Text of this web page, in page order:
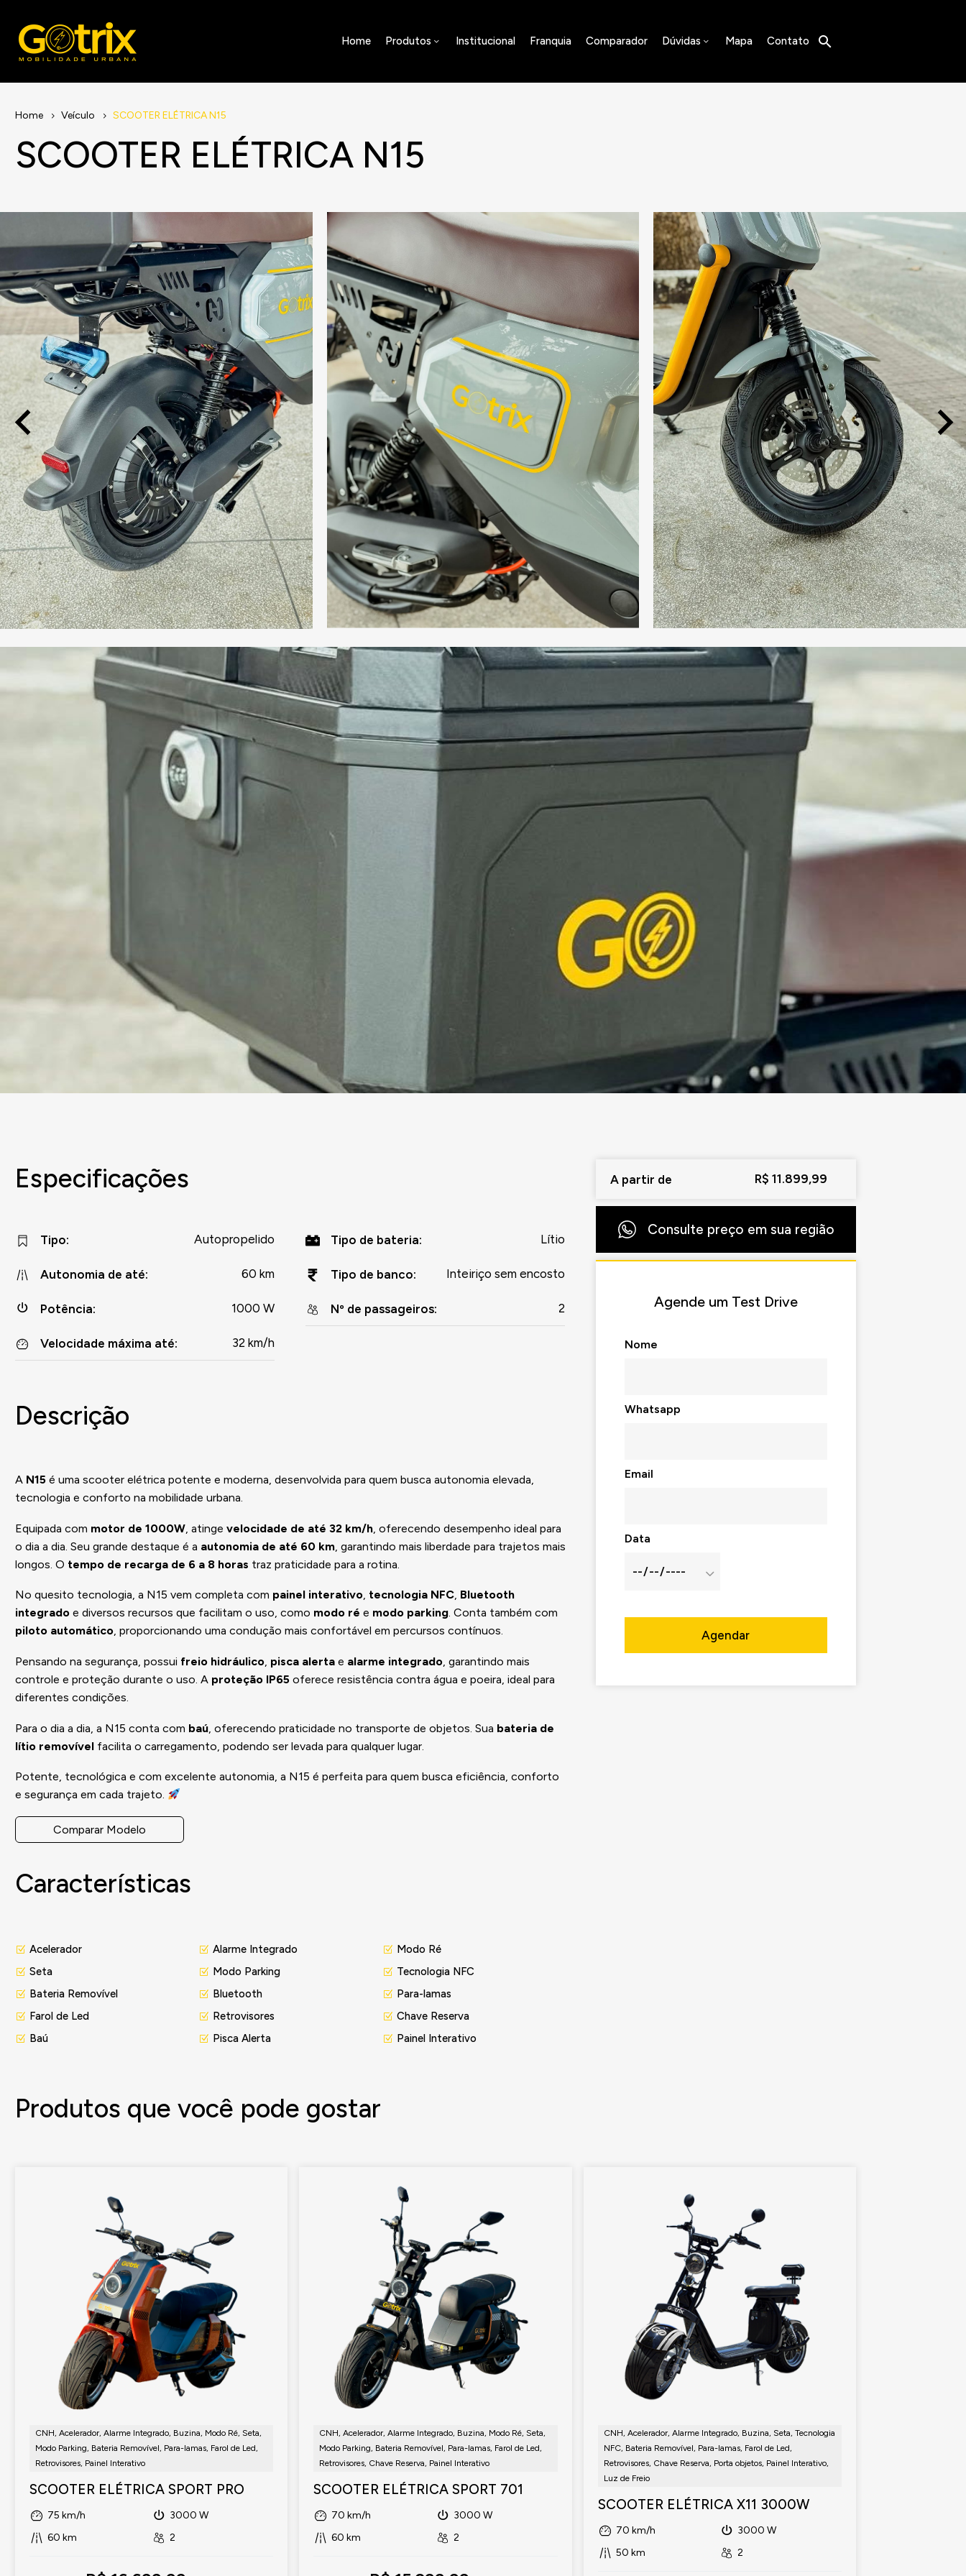
Home Produtos Institucional Franquia Comparador Dúvidas Mapa Contato
Home Veículo SCOOTER ELÉTRICA N15
SCOOTER ELÉTRICA N15
Especificações
Tipo: Autopropelido
Autonomia de até: 60 km
Potência: 1000 W
Velocidade máxima até: 32 km/h
Tipo de bateria: Lítio
Tipo de banco: Inteiriço sem encosto
Nº de passageiros: 2
Descrição
A N15 é uma scooter elétrica potente e moderna, desenvolvida para quem busca autonomia elevada,
tecnologia e conforto na mobilidade urbana.
Equipada com motor de 1000W, atinge velocidade de até 32 km/h, oferecendo desempenho ideal para
o dia a dia. Seu grande destaque é a autonomia de até 60 km, garantindo mais liberdade para trajetos mais
longos. O tempo de recarga de 6 a 8 horas traz praticidade para a rotina.
No quesito tecnologia, a N15 vem completa com painel interativo, tecnologia NFC, Bluetooth
integrado e diversos recursos que facilitam o uso, como modo ré e modo parking. Conta também com
piloto automático, proporcionando uma condução mais confortável em percursos contínuos.
Pensando na segurança, possui freio hidráulico, pisca alerta e alarme integrado, garantindo mais
controle e proteção durante o uso. A proteção IP65 oferece resistência contra água e poeira, ideal para
diferentes condições.
Para o dia a dia, a N15 conta com baú , oferecendo praticidade no transporte de objetos. Sua bateria de
lítio removível facilita o carregamento, podendo ser levada para qualquer lugar.
Potente, tecnológica e com excelente autonomia, a N15 é perfeita para quem busca eficiência, conforto
e segurança em cada trajeto.
Comparar Modelo
Características
Acelerador Alarme Integrado
Modo Ré
Seta
Modo Parking
Tecnologia NFC
Bateria Removível
Bluetooth
Para-lamas
Farol de Led
Retrovisores
Chave Reserva
Baú
Pisca Alerta Painel Interativo
A partir de R$ 11.899,99
Consulte preço em sua região
Agende um Test Drive
Nome
Whatsapp
Email
Data
Produtos que você pode gostar
CNH, Acelerador, Alarme Integrado, Buzina, Modo Ré, Seta,
Modo Parking, Bateria Removível, Para-lamas, Farol de Led,
Retrovisores, Painel Interativo
SCOOTER ELÉTRICA SPORT PRO
75 km/h
60 km
3000 W
2
CNH, Acelerador, Alarme Integrado, Buzina, Modo Ré, Seta,
Modo Parking, Bateria Removível, Para-lamas, Farol de Led,
Retrovisores, Chave Reserva, Painel Interativo
SCOOTER ELÉTRICA SPORT 701
70 km/h
60 km
3000 W
2
CNH, Acelerador, Alarme Integrado, Buzina, Seta, Tecnologia
NFC, Bateria Removível, Para-lamas, Farol de Led,
Retrovisores, Chave Reserva, Porta objetos, Painel Interativo,
Luz de Freio
SCOOTER ELÉTRICA X11 3000W
70 km/h
50 km
3000 W
2